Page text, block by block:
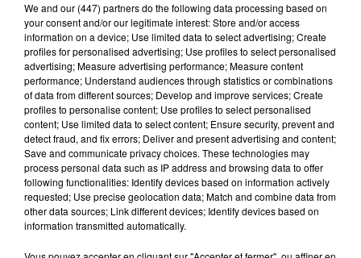
Le choc a eu lieu dans la matinée, vendredi 7 août à
hauteur de Sainville en direction d'Orléans.
A LA UNE Voir plus
We and our (447) partnersdo the following data processing based on
your consent and/or our legitimate interest: Store and/or access
information on a device; Use limited data to select advertising; Create
profiles for personalised advertising; Use profiles to select personalised
advertising; Measure advertising performance; Measure content
performance; Understand audiences through statistics or combinations
of data from different sources; Develop and improve services; Create
profiles to personalise content; Use profiles to select personalised
content; Use limited data to select content; Ensure security, prevent and
detect fraud, and fix errors; Deliver and present advertising and content;
Save and communicate privacy choices. These technologies may
process personal data such as IP address and browsing data to offer
following functionalities: Identify devices based on information actively
requested; Use precise geolocation data; Match and combine data from
other data sources; Link different devices; Identify devices based on
information transmitted automatically.